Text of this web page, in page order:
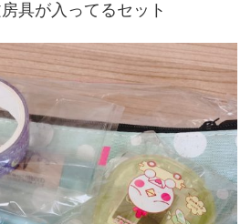
具が入ってるセット